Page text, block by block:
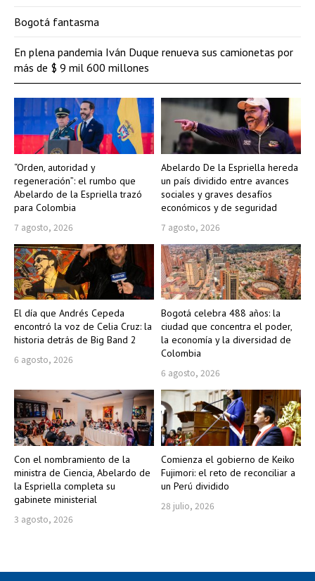
“Orden, autoridad y
regeneración”: el rumbo que
Abelardo de la Espriella trazó
para Colombia
7 agosto, 2026
Abelardo De la Espriella hereda
un país dividido entre avances
sociales y graves desafíos
económicos y de seguridad
7 agosto, 2026
El día que Andrés Cepeda
encontró la voz de Celia Cruz: la
historia detrás de Big Band 2
6 agosto, 2026
Bogotá celebra 488 años: la
ciudad que concentra el poder,
la economía y la diversidad de
Colombia
6 agosto, 2026
Con el nombramiento de la
ministra de Ciencia, Abelardo de
la Espriella completa su
gabinete ministerial
3 agosto, 2026
Comienza el gobierno de Keiko
Fujimori: el reto de reconciliar a
un Perú dividido
28 julio, 2026
Bogotá fantasma
En plena pandemia Iván Duque renueva sus camionetas por
más de $ 9 mil 600 millones